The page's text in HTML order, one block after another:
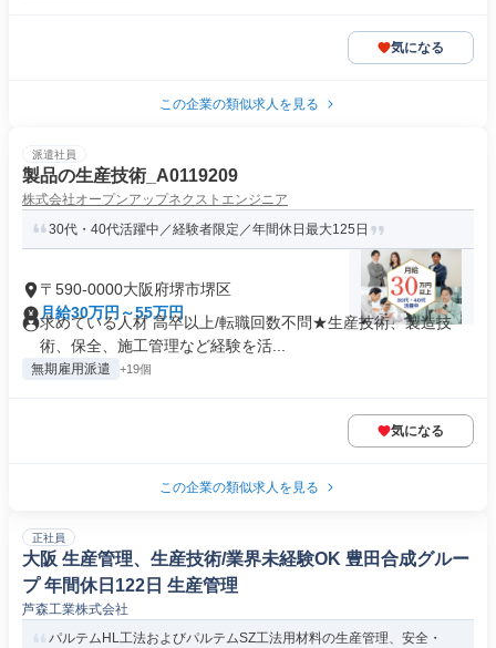
気になる
この企業の類似求人を見る
派遣社員
製品の生産技術_A0119209
株式会社オープンアップネクストエンジニア
30代・40代活躍中／経験者限定／年間休日最大125日
〒590-0000大阪府堺市堺区
月給30万円～55万円
求めている人材 高卒以上/転職回数不問★生産技術、製造技
術、保全、施工管理など経験を活...
無期雇用派遣 +19個
気になる
この企業の類似求人を見る
正社員
大阪 生産管理、生産技術/業界未経験OK 豊田合成グルー
プ 年間休日122日 生産管理
芦森工業株式会社
パルテムHL工法およびパルテムSZ工法用材料の生産管理、安全・